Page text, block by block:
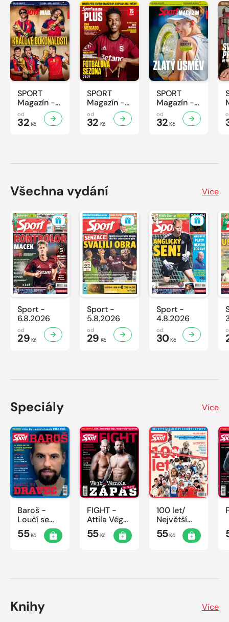
SPORT
Magazín -
31/2026
od
32 Kč
SPORT
Magazín -
30/2026
od
32 Kč
SPORT
Magazín -
29/2026
od
32 Kč
Všechna vydání Více
Sport -
6.8.2026
od
29 Kč
Sport -
5.8.2026
od
29 Kč
Sport -
4.8.2026
od
30Kč
Speciály Více
Baroš -
Loučí se
dravec
55Kč
FIGHT -
Attila Végh
vs. Karlos
Vémola
55Kč
100 let/
Největší
okamžiky
českého
55Kč
Knihy Více